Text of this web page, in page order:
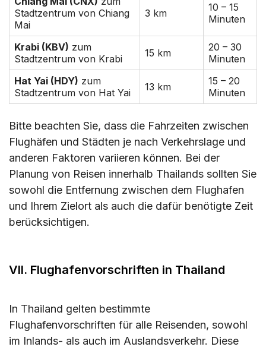
Stadtzentrum von Chiang
Mai
3 km
10 – 15
Minuten
Krabi (KBV) zum
Stadtzentrum von Krabi
15 km
20 – 30
Minuten
Hat Yai (HDY) zum
Stadtzentrum von Hat Yai
13 km
15 – 20
Minuten
Bitte beachten Sie, dass die Fahrzeiten zwischen
Flughäfen und Städten je nach Verkehrslage und
anderen Faktoren variieren können. Bei der
Planung von Reisen innerhalb Thailands sollten Sie
sowohl die Entfernung zwischen dem Flughafen
und Ihrem Zielort als auch die dafür benötigte Zeit
berücksichtigen.
VII. Flughafenvorschriften in Thailand
In Thailand gelten bestimmte
Flughafenvorschriften für alle Reisenden, sowohl
im Inlands- als auch im Auslandsverkehr. Diese